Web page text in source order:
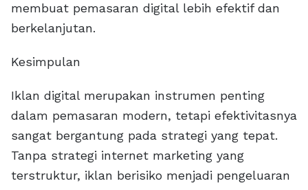
membuat pemasaran digital lebih efektif dan
berkelanjutan.
Kesimpulan
Iklan digital merupakan instrumen penting
dalam pemasaran modern, tetapi efektivitasnya
sangat bergantung pada strategi yang tepat.
Tanpa strategi internet marketing yang
terstruktur, iklan berisiko menjadi pengeluaran